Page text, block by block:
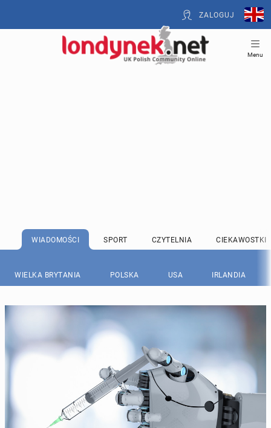
ZALOGUJ
Menu
WIADOMOŚCI SPORT CZYTELNIA CIEKAWOSTKI
WIELKA BRYTANIA POLSKA USA IRLANDIA